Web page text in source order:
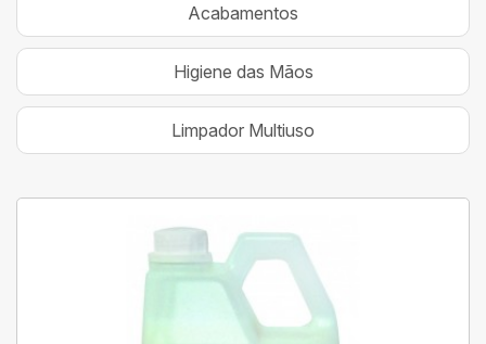
Acabamentos
Higiene das Mãos
Limpador Multiuso